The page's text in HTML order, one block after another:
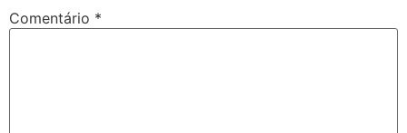
Comentário *